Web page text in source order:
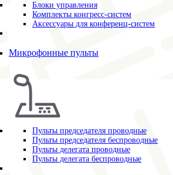
Блоки управления
Комплекты конгресс-систем
Аксессуары для конференц-систем
Микрофонные пульты
Пульты председателя проводные
Пульты председателя беспроводные
Пульты делегата проводные
Пульты делегата беспроводные